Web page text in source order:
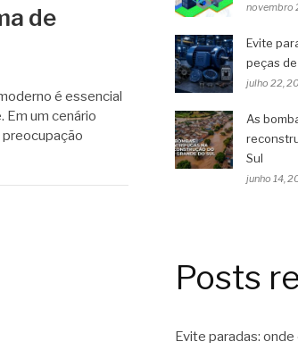
de
é essencial
Em um cenário
preocupação
novembro
Evite
peças
julho 22,
As
Sul
junho 14,
Posts
Evite paradas: